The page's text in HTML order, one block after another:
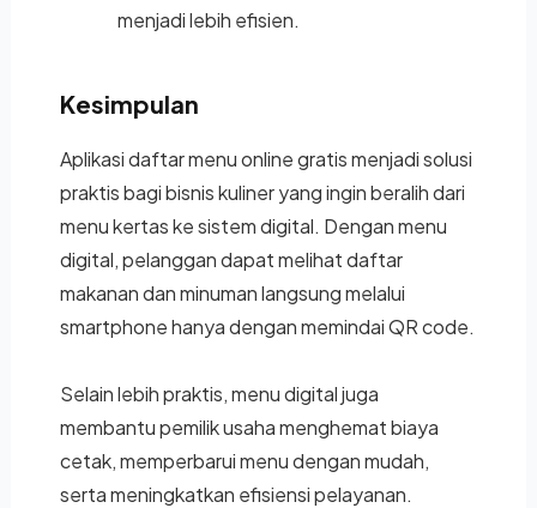
menjadi lebih efisien.
Kesimpulan
Aplikasi daftar menu online gratis menjadi solusi
praktis bagi bisnis kuliner yang ingin beralih dari
menu kertas ke sistem digital. Dengan menu
digital, pelanggan dapat melihat daftar
makanan dan minuman langsung melalui
smartphone hanya dengan memindai QR code.
Selain lebih praktis, menu digital juga
membantu pemilik usaha menghemat biaya
cetak, memperbarui menu dengan mudah,
serta meningkatkan efisiensi pelayanan.